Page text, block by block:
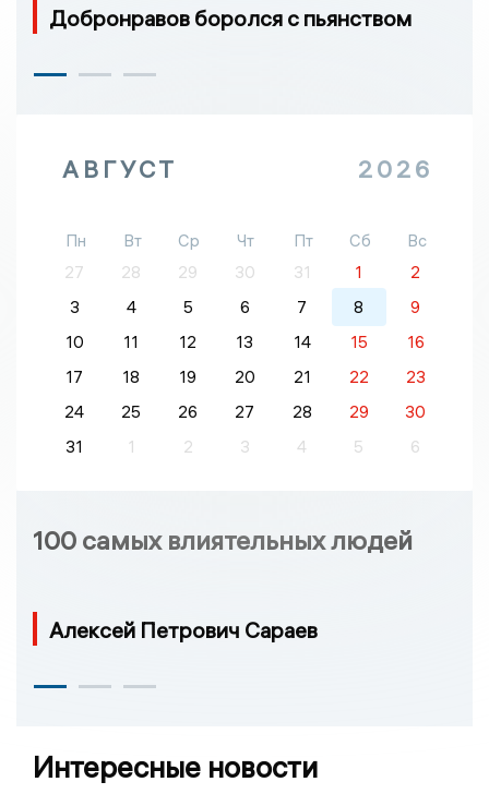
Добронравов боролся с пьянством
АВГУСТ 2026
Пн Вт Ср Чт Пт Сб
Вс
27
28 29 30 31 1
2
3
4 5 6 7 8
9
10
11 12 13 14 15
16
17
18 19 20 21 22
23
24
25 26 27 28 29
30
31
1 2 3 4 5 6
100 самых влиятельных людей
Алексей Петрович Сараев
Интересные новости